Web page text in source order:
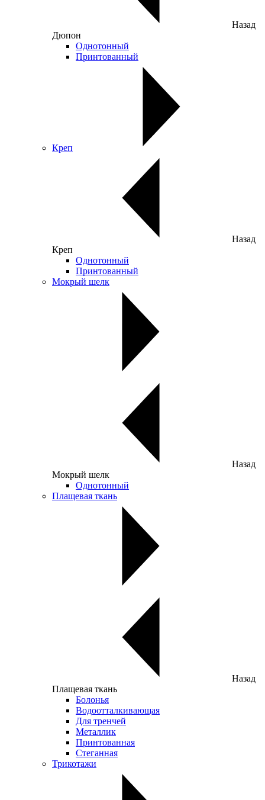
Назад
Дюпон
Однотонный
Принтованный
Креп
Назад
Креп
Однотонный
Принтованный
Мокрый шелк
Назад
Мокрый шелк
Однотонный
Плащевая ткань
Назад
Плащевая ткань
Болонья
Водоотталкивающая
Для тренчей
Металлик
Принтованная
Стеганная
Трикотажи